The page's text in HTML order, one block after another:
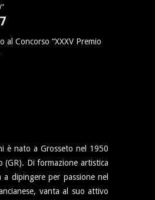
al Concorso “XXXV Premio
è nato a Grosseto nel 1950
(GR). Di formazione artistica
dipingere per passione nel
vanta al suo attivo